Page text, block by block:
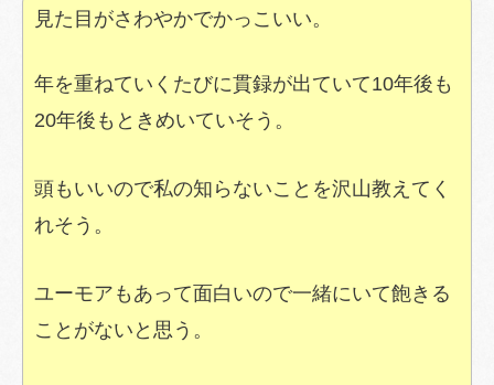
見た目がさわやかでかっこいい。
年を重ねていくたびに貫録が出ていて10年後も
20年後もときめいていそう。
頭もいいので私の知らないことを沢山教えてく
れそう。
ユーモアもあって面白いので一緒にいて飽きる
ことがないと思う。